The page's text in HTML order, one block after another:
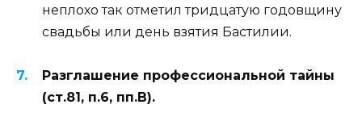
неплохо так отметил тридцатую годовщину
свадьбы или день взятия Бастилии.
Разглашение профессиональной тайны
(ст.81, п.6, пп.В).